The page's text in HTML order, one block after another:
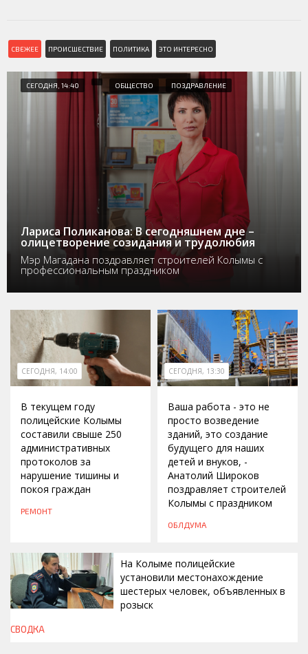
СВЕЖЕЕ ПРОИСШЕСТВИЕ ПОЛИТИКА ЭТО ИНТЕРЕСНО
СЕГОДНЯ, 14:40 ОБЩЕСТВО ПОЗДРАВЛЕНИЕ
Лариса Поликанова: В сегодняшнем дне –
олицетворение созидания и трудолюбия
Мэр Магадана поздравляет строителей Колымы с
профессиональным праздником
СЕГОДНЯ, 14:00
В текущем году
полицейские Колымы
составили свыше 250
административных
протоколов за
нарушение тишины и
покоя граждан
РЕМОНТ
СЕГОДНЯ, 13:30
Ваша работа - это не
просто возведение
зданий, это создание
будущего для наших
детей и внуков, -
Анатолий Широков
поздравляет строителей
Колымы с праздником
ОБЛДУМА
СЕГОДНЯ, 13:00
На Колыме полицейские
установили местонахождение
шестерых человек, объявленных в
розыск
СВОДКА